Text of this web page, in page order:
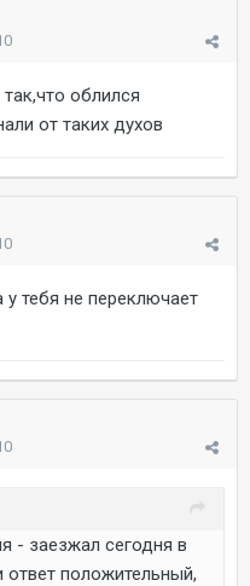
облился
от таких духов
тебя не переключает
- заезжал сегодня в
ответ положительный,